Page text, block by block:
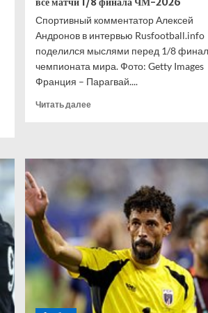
Спортивный комментатор Алексей
Андронов в интервью Rusfootball.info
поделился мыслями перед 1/8
чемпионата мира. Фото: Getty Images
Франция – Парагвай....
Читать далееПрочитать
прогноз
на
все
матчи
1/8
финала
ЧМ-2026